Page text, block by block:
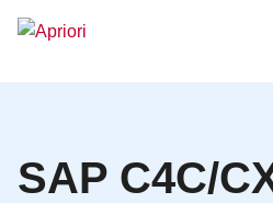
SAP C4C/